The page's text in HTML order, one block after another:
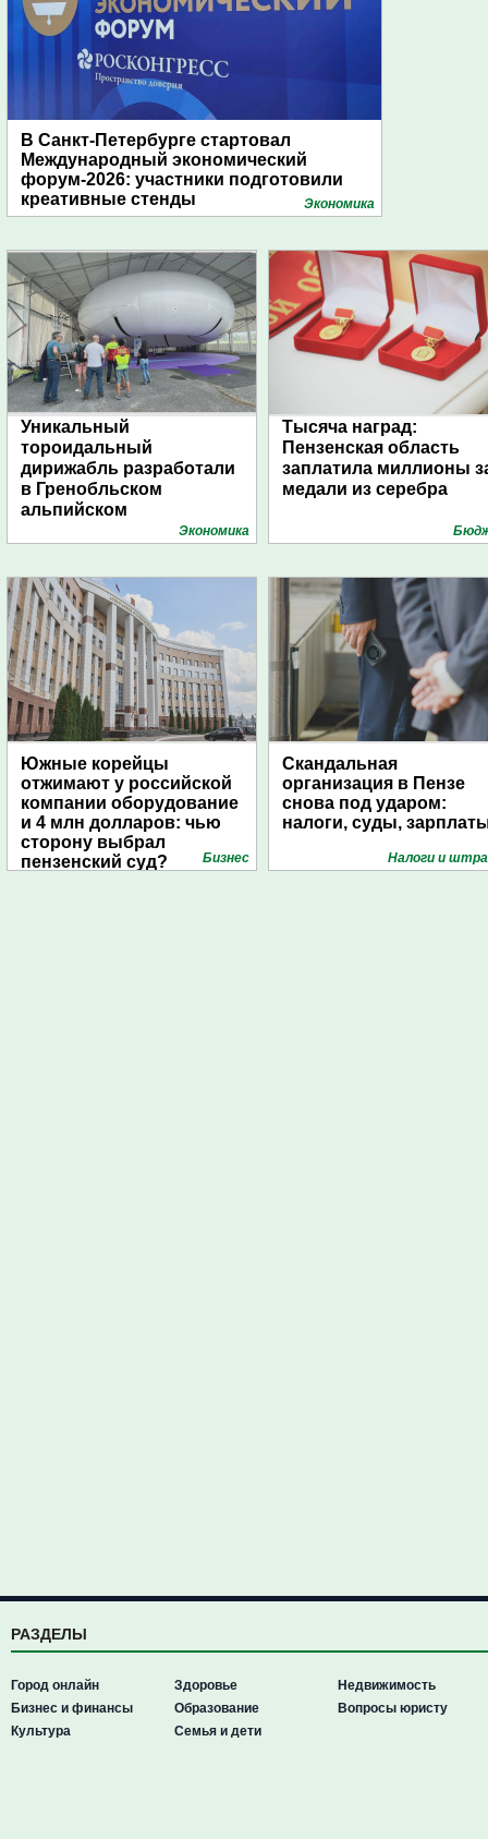
В Санкт-Петербурге стартовал
Международный экономический
форум-2026: участники подготовили
креативные стенды
Экономика
Уникальный
тороидальный
дирижабль разработали
в Гренобльском
альпийском
Экономика
Тысяча наград:
Пензенская область
заплатила миллионы
медали из серебра
Южные корейцы
отжимают у российской
компании оборудование
и 4 млн долларов: чью
сторону выбрал
пензенский суд?
Бизнес
Скандальная
организация в Пензе
снова под ударом:
налоги, суды,
Налоги и
РАЗДЕЛЫ
Город онлайн
Бизнес и финансы
Культура
Здоровье
Образование
Семья и дети
Недвижимость
Вопросы юристу